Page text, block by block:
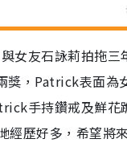
女友石詠莉拍拖三
獎，Patrick表面為
手持鑽戒及鮮花
經歷好多，希望將